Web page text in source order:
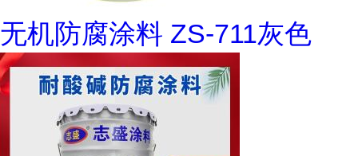
无机防腐涂料 ZS-711灰色